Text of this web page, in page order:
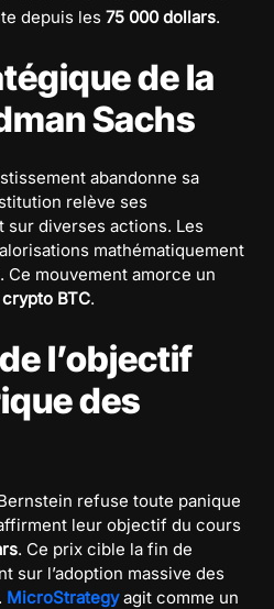
depuis les 75 000 dollars.
de la
Sachs
abandonne sa
relève ses
sur diverses actions. Les
mathématiquement
mouvement amorce un
crypto BTC.
l’objectif
des
refuse toute panique
leur objectif du cours
. Ce prix cible la fin de
sur l’adoption massive des
MicroStrategyagit comme un